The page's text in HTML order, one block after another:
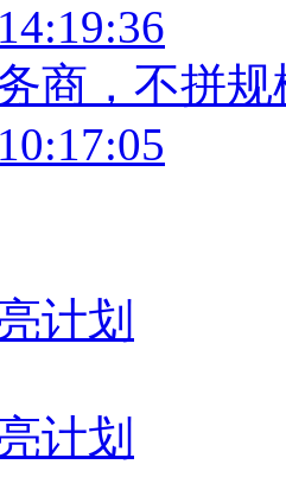
商，不拼
计划
计划